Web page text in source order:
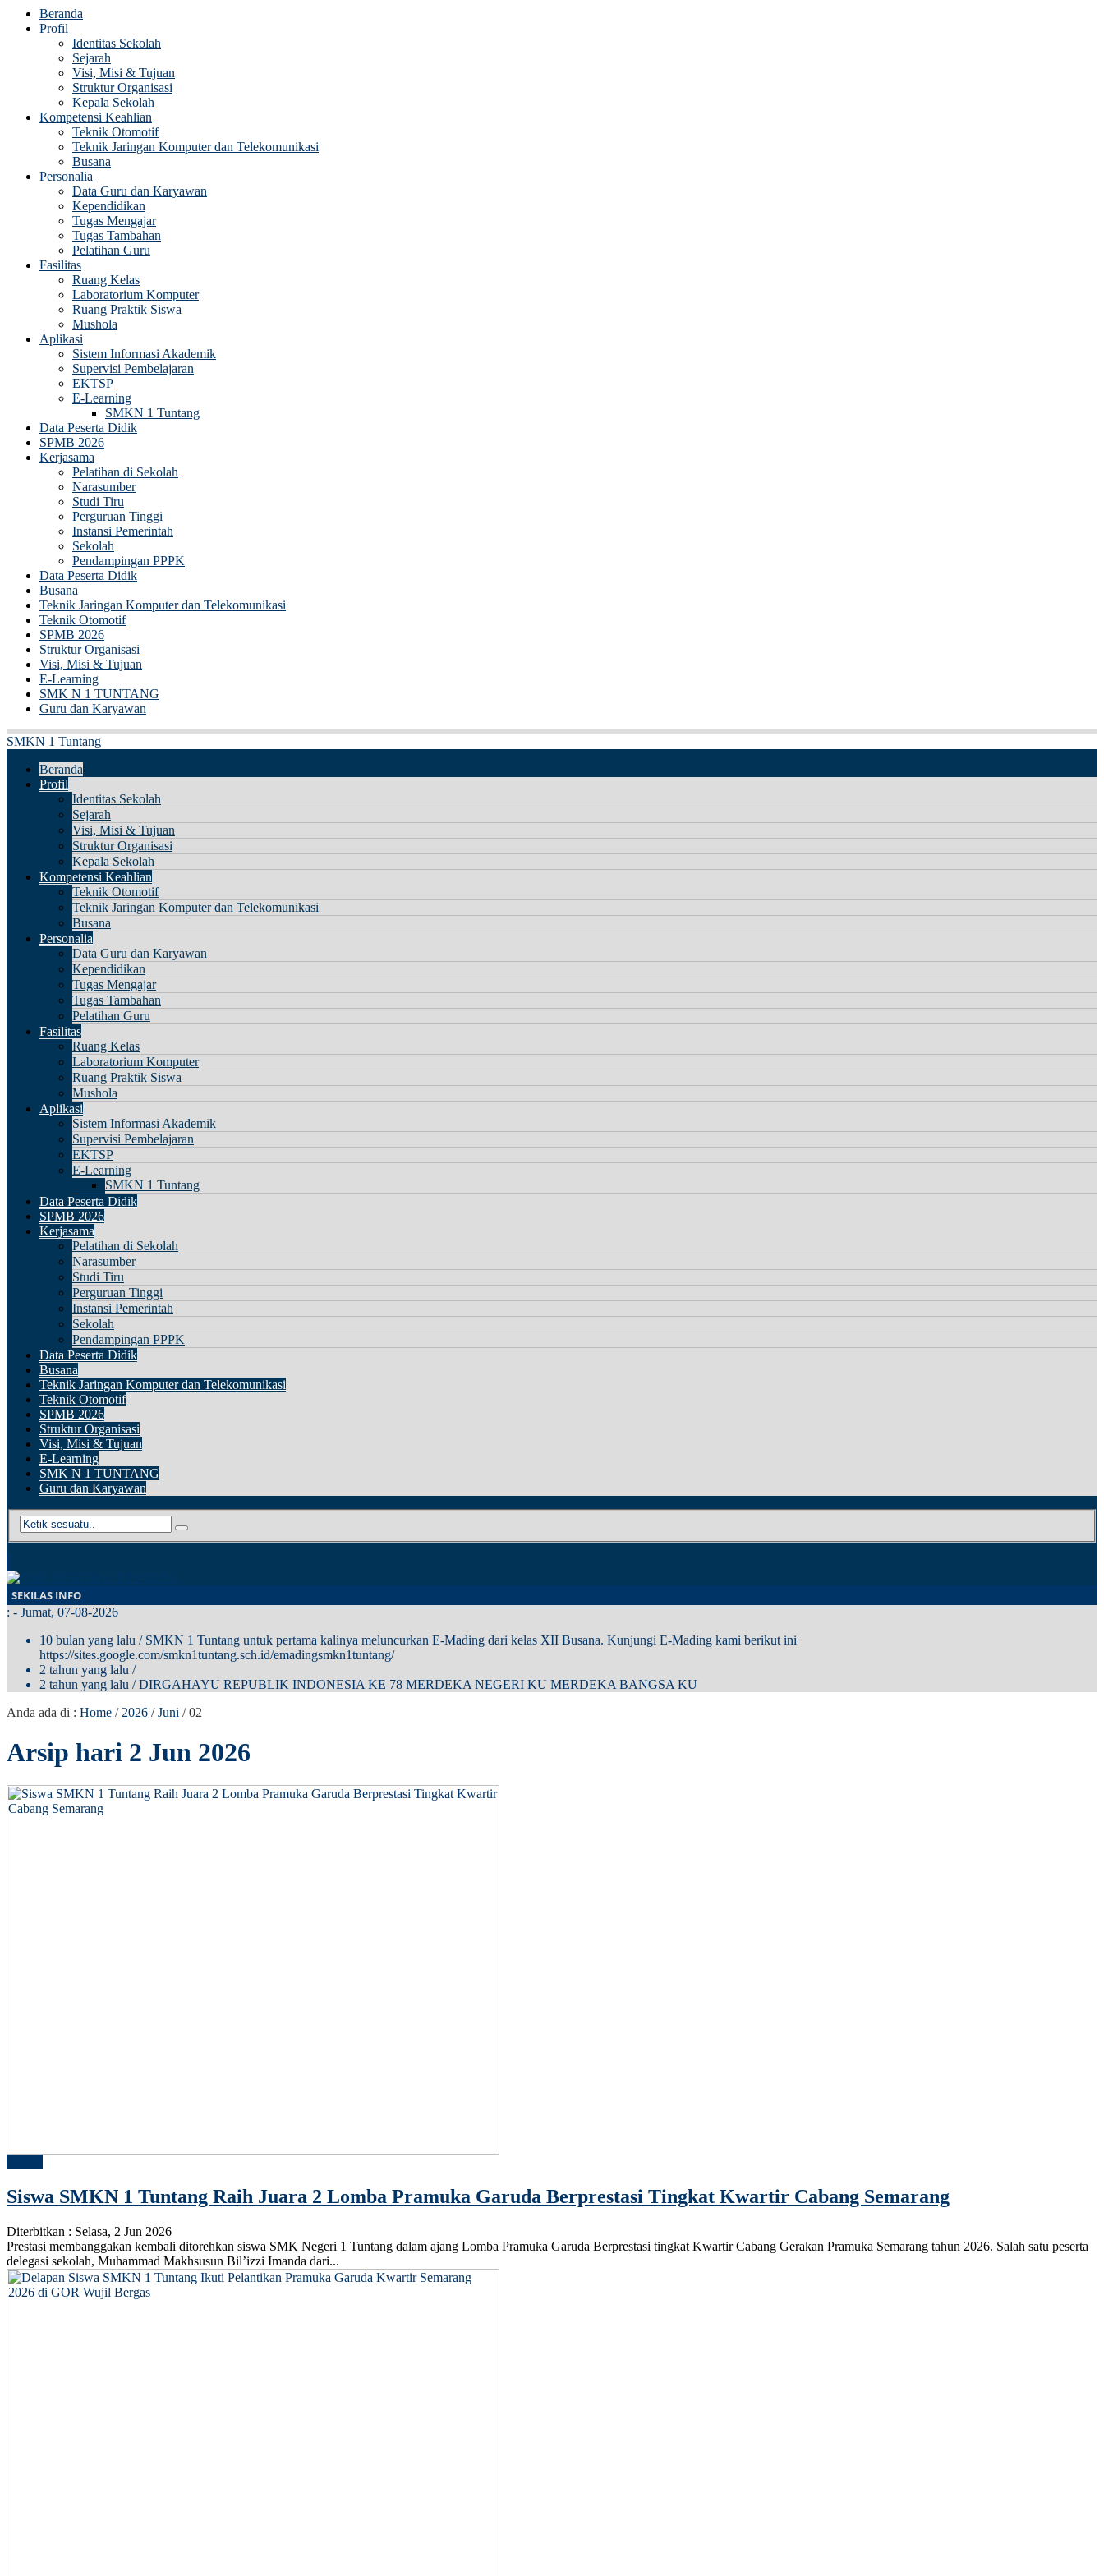
Beranda
Profil
Identitas Sekolah
Sejarah
Visi, Misi & Tujuan
Struktur Organisasi
Kepala Sekolah
Kompetensi Keahlian
Teknik Otomotif
Teknik Jaringan Komputer dan Telekomunikasi
Busana
Personalia
Data Guru dan Karyawan
Kependidikan
Tugas Mengajar
Tugas Tambahan
Pelatihan Guru
Fasilitas
Ruang Kelas
Laboratorium Komputer
Ruang Praktik Siswa
Mushola
Aplikasi
Sistem Informasi Akademik
Supervisi Pembelajaran
EKTSP
E-Learning
SMKN 1 Tuntang
Data Peserta Didik
SPMB 2026
Kerjasama
Pelatihan di Sekolah
Narasumber
Studi Tiru
Perguruan Tinggi
Instansi Pemerintah
Sekolah
Pendampingan PPPK
Data Peserta Didik
Busana
Teknik Jaringan Komputer dan Telekomunikasi
Teknik Otomotif
SPMB 2026
Struktur Organisasi
Visi, Misi & Tujuan
E-Learning
SMK N 1 TUNTANG
Guru dan Karyawan
SMKN 1 Tuntang
Beranda
Profil
Identitas Sekolah
Sejarah
Visi, Misi & Tujuan
Struktur Organisasi
Kepala Sekolah
Kompetensi Keahlian
Teknik Otomotif
Teknik Jaringan Komputer dan Telekomunikasi
Busana
Personalia
Data Guru dan Karyawan
Kependidikan
Tugas Mengajar
Tugas Tambahan
Pelatihan Guru
Fasilitas
Ruang Kelas
Laboratorium Komputer
Ruang Praktik Siswa
Mushola
Aplikasi
Sistem Informasi Akademik
Supervisi Pembelajaran
EKTSP
E-Learning
SMKN 1 Tuntang
Data Peserta Didik
SPMB 2026
Kerjasama
Pelatihan di Sekolah
Narasumber
Studi Tiru
Perguruan Tinggi
Instansi Pemerintah
Sekolah
Pendampingan PPPK
Data Peserta Didik
Busana
Teknik Jaringan Komputer dan Telekomunikasi
Teknik Otomotif
SPMB 2026
Struktur Organisasi
Visi, Misi & Tujuan
E-Learning
SMK N 1 TUNTANG
Guru dan Karyawan
SEKILAS INFO
: - Jumat, 07-08-2026
10 bulan yang lalu / SMKN 1 Tuntang untuk pertama kalinya meluncurkan E-Mading dari kelas XII Busana. Kunjungi E-Mading kami berikut ini
https://sites.google.com/smkn1tuntang.sch.id/emadingsmkn1tuntang/
2 tahun yang lalu /
2 tahun yang lalu / DIRGAHAYU REPUBLIK INDONESIA KE 78 MERDEKA NEGERI KU MERDEKA BANGSA KU
Anda ada di : Home / 2026 /Juni /02
Arsip hari 2 Jun 2026
Siswa SMKN 1 Tuntang Raih Juara 2 Lomba Pramuka Garuda Berprestasi Tingkat Kwartir Cabang Semarang
Diterbitkan : Selasa, 2 Jun 2026
Prestasi membanggakan kembali ditorehkan siswa SMK Negeri 1 Tuntang dalam ajang Lomba Pramuka Garuda Berprestasi tingkat Kwartir Cabang Gerakan Pramuka Semarang tahun 2026. Salah satu peserta
delegasi sekolah, Muhammad Makhsusun Bil’izzi Imanda dari...